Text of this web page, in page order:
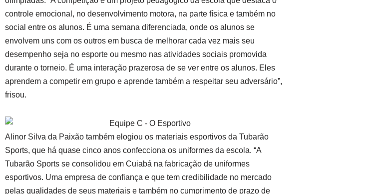
controle emocional, no desenvolvimento motora, na parte física e também no
social entre os alunos. É uma semana diferenciada, onde os alunos se
envolvem uns com os outros em busca de melhorar cada vez mais seu
desempenho seja no esporte ou mesmo nas atividades sociais promovida
durante o torneio. É uma interação prazerosa de se ver entre os alunos. Eles
aprendem a competir em grupo e aprende também a respeitar seu adversário”,
frisou.
Alinor Silva da Paixão também elogiou os materiais esportivos da Tubarão
Sports, que há quase cinco anos confecciona os uniformes da escola. “A
Tubarão Sports se consolidou em Cuiabá na fabricação de uniformes
esportivos. Uma empresa de confiança e que tem credibilidade no mercado
pelas qualidades de seus materiais e também no cumprimento de prazo de